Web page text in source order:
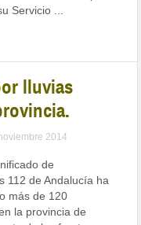
Servicio ...
lluvias
2014
de
112 de Andalucía ha
más de 120
la provincia de